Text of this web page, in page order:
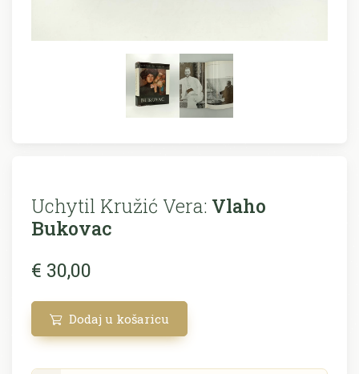
Uchytil Kružić Vera: Vlaho
Bukovac
€ 30,00
Dodaj u košaricu